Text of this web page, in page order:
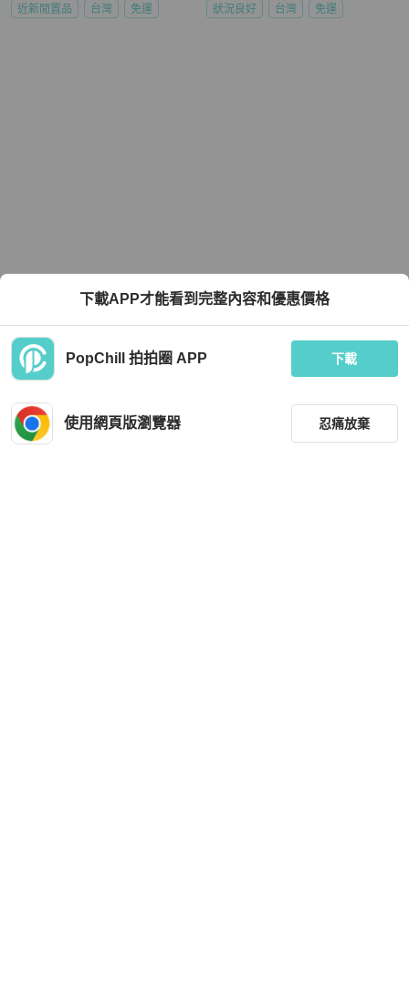
近新閒置品 台灣 免運 狀況良好 台灣 免運
下載APP才能看到完整內容和優惠價格
PopChill 拍拍圈 APP 下載
使用網頁版瀏覽器 忍痛放棄